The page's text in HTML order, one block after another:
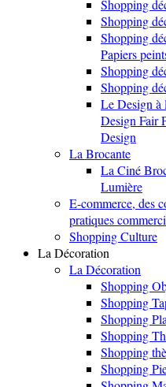
Shopping
Shopping
Shopping
Papiers
Shopping
Shopping
Le Design à
Design Fair
Design
La Brocante
La Ciné
Lumière
E-commerce, des
pratiques
Shopping Culture
La Décoration
La Décoration
Shopping
Shopping
Shopping
Shopping
Shopping
Shopping